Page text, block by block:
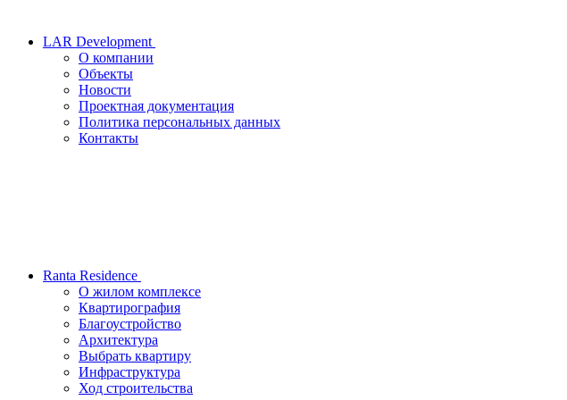
LAR Development
О компании
Объекты
Новости
Проектная документация
Политика персональных данных
Контакты
Ranta Residence
О жилом комплексе
Квартирография
Благоустройство
Архитектура
Выбрать квартиру
Инфраструктура
Ход строительства